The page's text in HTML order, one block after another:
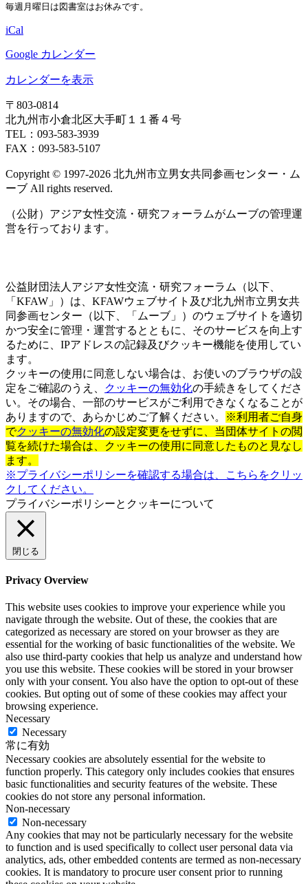
室
日
毎週月曜日は図書室はお休みです。
iCal
Google カレンダー
カレンダーを表示
〒803‐0814
北九州市小倉北区大手町１１番４号
TEL：093‐583‐3939
FAX：093‐583‐5107
Copyright © 1997‐2026 北九州市立男女共同参画センター・ム
ーブ All rights reserved.
（公財）アジア女性交流・研究フォーラムがムーブの管理運
営を行っております。
公益財団法人アジア女性交流・研究フォーラム（以下、
「KFAW」）は、KFAWウェブサイト及び北九州市立男女共
同参画センター（以下、「ムーブ」）のウェブサイトを適切
かつ安全に管理・運営するとともに、そのサービスを向上す
るために、IPアドレスの記録及びクッキー機能を使用してい
ます。
クッキーの使用に同意しない場合は、お使いのブラウザの設
定をご確認のうえ、
クッキーの無効化の手続きをしてくださ
い。その場合、一部のサービスがご利用できなくなることが
ありますので、あらかじめご了解ください。
※利用者ご自身
でクッキーの無効化の設定変更をせずに、当団体サイトの閲
覧を続けた場合は、クッキーの使用に同意したものと見なし
ます。
※プライバシーポリシーを確認する場合は、こちらをクリッ
クしてください。
プライバシーポリシーとクッキーについて
閉じる
Privacy Overview
This website uses cookies to improve your experience while you
navigate through the website. Out of these, the cookies that are
categorized as necessary are stored on your browser as they are
essential for the working of basic functionalities of the website. We
also use third-party cookies that help us analyze and understand how
you use this website. These cookies will be stored in your browser
only with your consent. You also have the option to opt-out of these
cookies. But opting out of some of these cookies may affect your
browsing experience.
Necessary
Necessary
常に有効
Necessary cookies are absolutely essential for the website to
function properly. This category only includes cookies that ensures
basic functionalities and security features of the website. These
cookies do not store any personal information.
Non-necessary
Non-necessary
Any cookies that may not be particularly necessary for the website
to function and is used specifically to collect user personal data via
analytics, ads, other embedded contents are termed as non-necessary
cookies. It is mandatory to procure user consent prior to running